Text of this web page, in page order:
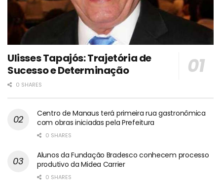
Ulisses Tapajós: Trajetória de
Sucesso e Determinação
0 SHARES
Centro de Manaus terá primeira rua gastronômica
com obras iniciadas pela Prefeitura
0 SHARES
Alunos da Fundação Bradesco conhecem processo
produtivo da Midea Carrier
0 SHARES